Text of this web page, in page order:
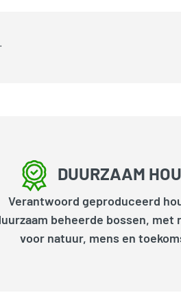
DUURZAAM
Verantwoord geproduceerd
beheerde bossen, met
voor natuur, mens en